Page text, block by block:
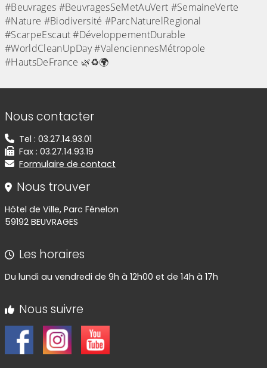
#Beuvrages #BeuvragesSeMetAuVert #SemaineVerte
#Nature #Biodiversité #ParcNaturelRegional
#ScarpeEscaut #DéveloppementDurable
#WorldCleanUpDay #ValenciennesMétropole
#HautsDeFrance 🌿♻️🌍
Informations de contact
Nous contacter
Tel : 03.27.14.93.01
Fax : 03.27.14.93.19
Formulaire de contact
Nous trouver
Hôtel de Ville, Parc Fénelon
59192 BEUVRAGES
Les horaires
Du lundi au vendredi de 9h à 12h00 et de 14h à 17h
Nous suivre